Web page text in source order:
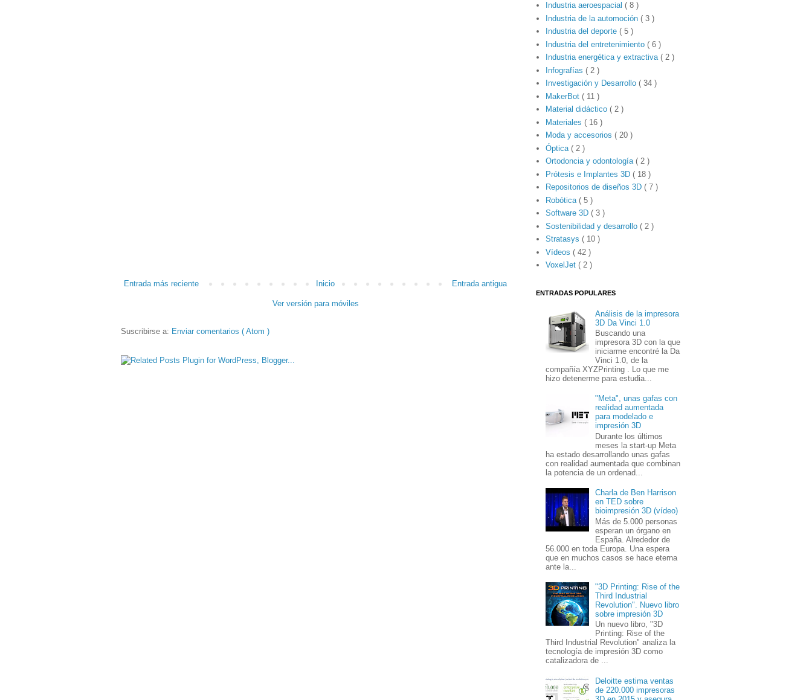
Entrada más reciente Entrada antigua
Inicio
Ver versión para móviles
Suscribirse a: Enviar comentarios ( Atom )
Industria aeroespacial( 8 )
Industria de la automoción( 3 )
Industria del deporte( 5 )
Industria del entretenimiento( 6 )
Industria energética y extractiva( 2 )
Infografías( 2 )
Investigación y Desarrollo( 34 )
MakerBot( 11 )
Material didáctico( 2 )
Materiales( 16 )
Moda y accesorios( 20 )
Óptica( 2 )
Ortodoncia y odontología( 2 )
Prótesis e Implantes 3D( 18 )
Repositorios de diseños 3D( 7 )
Robótica( 5 )
Software 3D( 3 )
Sostenibilidad y desarrollo( 2 )
Stratasys( 10 )
Vídeos( 42 )
VoxelJet( 2 )
ENTRADAS POPULARES
Análisis de la impresora
3D Da Vinci 1.0
Buscando una
impresora 3D con la que
iniciarme encontré la Da
Vinci 1.0, de la
compañía XYZPrinting . Lo que me
hizo detenerme para estudia...
"Meta", unas gafas con
realidad aumentada
para modelado e
impresión 3D
Durante los últimos
meses la start-up Meta
ha estado desarrollando unas gafas
con realidad aumentada que combinan
la potencia de un ordenad...
Charla de Ben Harrison
en TED sobre
bioimpresión 3D (vídeo)
Más de 5.000 personas
esperan un órgano en
España. Alrededor de
56.000 en toda Europa. Una espera
que en muchos casos se hace eterna
ante la...
"3D Printing: Rise of the
Third Industrial
Revolution". Nuevo libro
sobre impresión 3D
Un nuevo libro, "3D
Printing: Rise of the
Third Industrial Revolution" analiza la
tecnología de impresión 3D como
catalizadora de ...
Deloitte estima ventas
de 220.000 impresoras